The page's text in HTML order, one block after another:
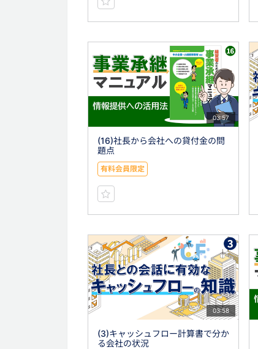
03:57
(16)社長から会社への貸付金の問
題点
有料会員限定
03:58
(3)キャッシュフロー計算書で分か
る会社の状況